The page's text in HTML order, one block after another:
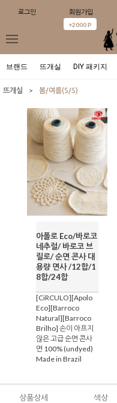
로그인 회원가입
+2000 P
브랜드 뜨개실 DIY 패키지
뜨개실 > 봄/여름(S/S)
아폴로 Eco/바로코
네추럴/ 바로코 브
릴로/ 순면 콘사 대
용량 면사 /12합/1
8합/24합
[CiRCULO][Apolo
Eco][Barroco
Natural][Barroco
Brilho] 손이 아프지
않은 고급 순면 콘사
면 100% (undyed)
Made in Brazil
상품상세 색상